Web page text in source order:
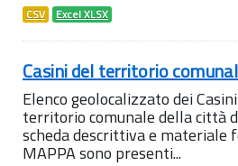
CSV Excel XLSX
Casini del territorio
Elenco geolocalizzato dei
territorio comunale della città
scheda descrittiva e materiale
MAPPA sono presenti...